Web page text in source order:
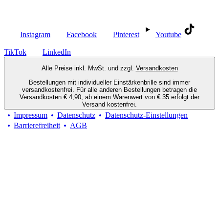
Instagram Facebook Pinterest Youtube
TikTok LinkedIn
Alle Preise inkl. MwSt. und zzgl. Versandkosten
Bestellungen mit individueller Einstärkenbrille sind immer
versandkostenfrei. Für alle anderen Bestellungen betragen die
Versandkosten € 4,90; ab einem Warenwert von € 35 erfolgt der
Versand kostenfrei.
Impressum Datenschutz
Datenschutz-Einstellungen
Barrierefreiheit
AGB